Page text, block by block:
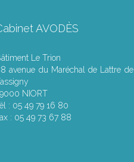
AVODÈS
Le Trion
avenue du Maréchal de Lattre de
NIORT
: 05 49 79 16 80
: 05 49 73 67 88